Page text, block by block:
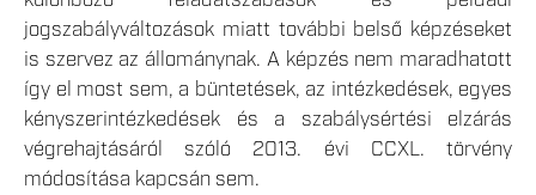
jogszabályváltozások miatt további belső képzéseket
is szervez az állománynak. A képzés nem maradhatott
így el most sem, a büntetések, az intézkedések, egyes
kényszerintézkedések és a szabálysértési elzárás
végrehajtásáról szóló 2013. évi CCXL. törvény
módosítása kapcsán sem.